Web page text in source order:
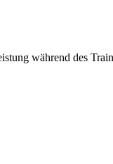
während des